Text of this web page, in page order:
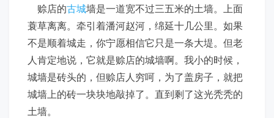
赊店的古城墙是一道宽不过三五米的土墙。上面
蓑草离离。牵引着潘河赵河，绵延十几公里。如果
不是顺着城走，你宁愿相信它只是一条大堤。但老
人肯定地说，它就是赊店的城墙啊。我小的时候，
城墙是砖头的，但赊店人穷呵，为了盖房子，就把
城墙上的砖一块块地敲掉了。直到剩了这光秃秃的
土墙。